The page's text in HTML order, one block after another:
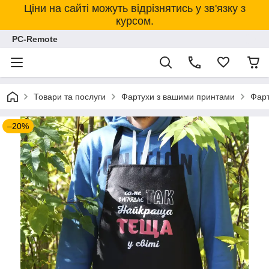
Ціни на сайті можуть відрізнятись у зв'язку з
курсом.
PC-Remote
Товари та послуги Фартухи з вашими принтами
–20%